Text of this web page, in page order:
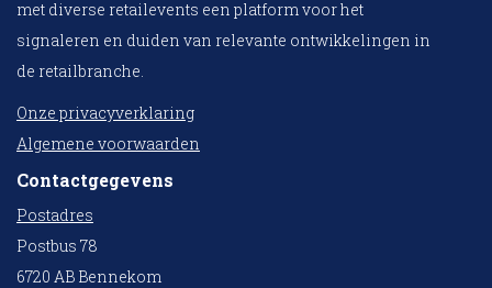
met diverse retailevents een platform voor het
signaleren en duiden van relevante ontwikkelingen in
de retailbranche.
Onze privacyverklaring
Algemene voorwaarden
Contactgegevens
Postadres
Postbus 78
6720 AB Bennekom